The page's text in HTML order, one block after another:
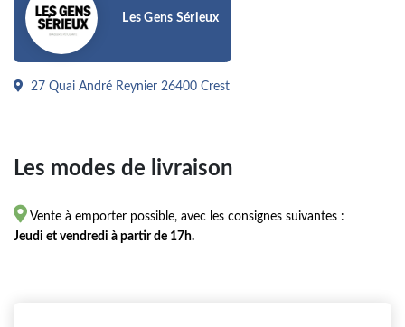
Les Gens Sérieux
27 Quai André Reynier 26400 Crest
Les modes de livraison
 Vente à emporter possible, avec les consignes suivantes :
Jeudi et vendredi à partir de 17h.